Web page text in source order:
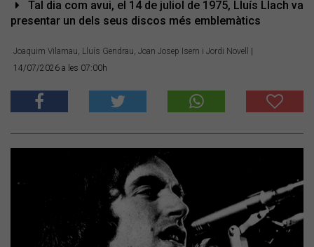
Tal dia com avui, el 14 de juliol de 1975, Lluís Llach va
presentar un dels seus discos més emblemàtics
Joaquim Vilarnau, Lluís Gendrau, Joan Josep Isern i Jordi Novell
14/07/2026 a les 07:00h